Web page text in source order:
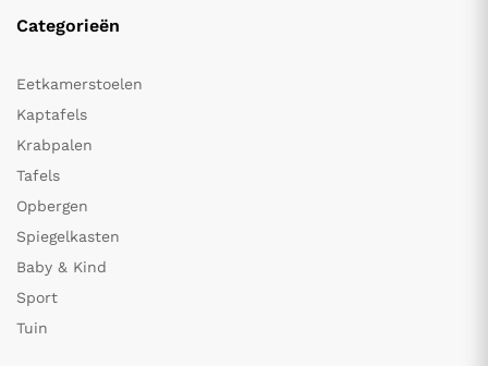
Categorieën
Eetkamerstoelen
Kaptafels
Krabpalen
Tafels
Opbergen
Spiegelkasten
Baby & Kind
Sport
Tuin